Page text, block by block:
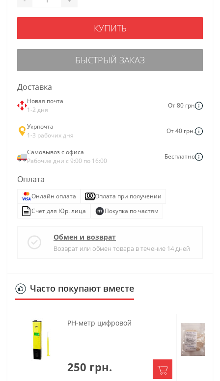
КУПИТЬ
БЫСТРЫЙ ЗАКАЗ
Доставка
Новая почта
1-2 дня
От 80 грн
Укрпочта
1-3 рабочих дня
От 40 грн.
Самовывоз с офиса
Рабочие дни с 9:00 по 16:00
Бесплатно
Оплата
Онлайн оплата
Оплата при получении
Счет для Юр. лица
Покупка по частям
Обмен и возврат
Возврат или обмен товара в течение 14 дней
Часто покупают вместе
РН-метр цифровой
250 грн.